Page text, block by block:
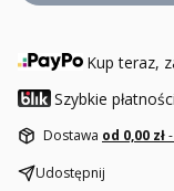
Kup teraz,
Szybkie
Dostawa od 0,00 zł
Udostępnij